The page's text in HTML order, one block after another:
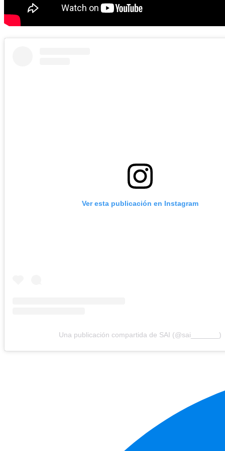
Ver esta publicación en Instagram
Una publicación compartida de SAI (@sai_______)